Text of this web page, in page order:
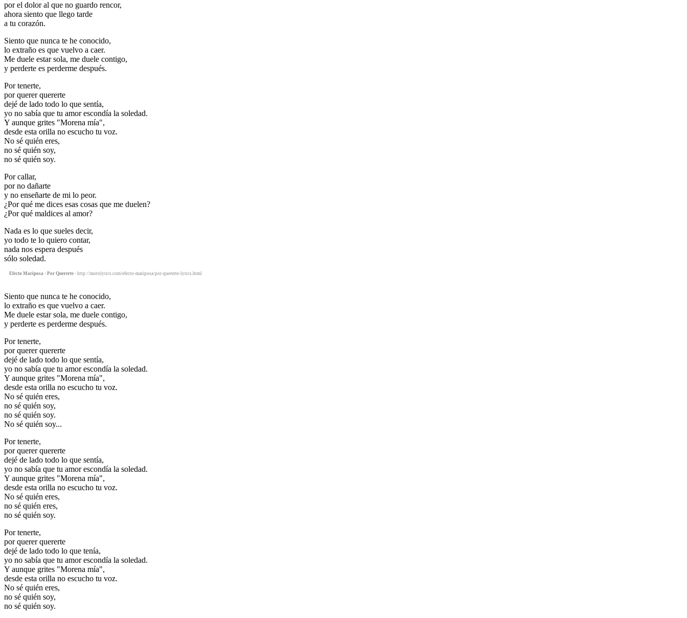
por el dolor al que no guardo rencor,
ahora siento que llego tarde
a tu corazón.
Siento que nunca te he conocido,
lo extraño es que vuelvo a caer.
Me duele estar sola, me duele contigo,
y perderte es perderme después.
Por tenerte,
por querer quererte
dejé de lado todo lo que sentía,
yo no sabía que tu amor escondía la soledad.
Y aunque grites "Morena mía",
desde esta orilla no escucho tu voz.
No sé quién eres,
no sé quién soy,
no sé quién soy.
Por callar,
por no dañarte
y no enseñarte de mi lo peor.
¿Por qué me dices esas cosas que me duelen?
¿Por qué maldices al amor?
Nada es lo que sueles decir,
yo todo te lo quiero contar,
nada nos espera después
sólo soledad.
Efecto Mariposa - Por Quererte - http://motolyrics.com/efecto-mariposa/por-quererte-lyrics.html
Siento que nunca te he conocido,
lo extraño es que vuelvo a caer.
Me duele estar sola, me duele contigo,
y perderte es perderme después.
Por tenerte,
por querer quererte
dejé de lado todo lo que sentía,
yo no sabía que tu amor escondía la soledad.
Y aunque grites "Morena mía",
desde esta orilla no escucho tu voz.
No sé quién eres,
no sé quién soy,
no sé quién soy.
No sé quién soy...
Por tenerte,
por querer quererte
dejé de lado todo lo que sentía,
yo no sabía que tu amor escondía la soledad.
Y aunque grites "Morena mía",
desde esta orilla no escucho tu voz.
No sé quién eres,
no sé quién eres,
no sé quién soy.
Por tenerte,
por querer quererte
dejé de lado todo lo que tenía,
yo no sabía que tu amor escondía la soledad.
Y aunque grites "Morena mía",
desde esta orilla no escucho tu voz.
No sé quién eres,
no sé quién soy,
no sé quién soy.